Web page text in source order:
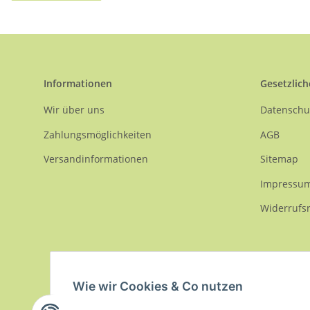
Informationen
Wir über uns
Zahlungsmöglichkeiten
Versandinformationen
AGB
Sitemap
* Alle Preise inkl. gesetzlicher USt., zzgl.
Wie wir Cookies & Co nutzen